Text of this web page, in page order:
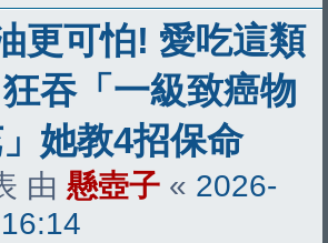
更可怕! 愛吃這類
吞「一級致癌物
她教4招保命
由 懸壺子 « 2026-